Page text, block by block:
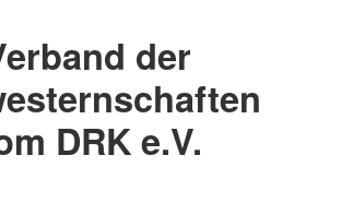
der
DRK e.V.